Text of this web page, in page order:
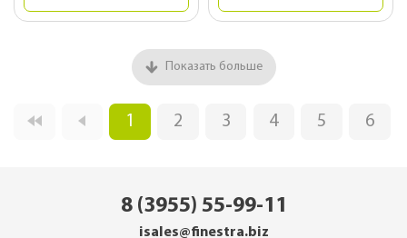
Показать больше
1 2 3 4 5 6
8 (3955) 55-99-11
isales@finestra.biz